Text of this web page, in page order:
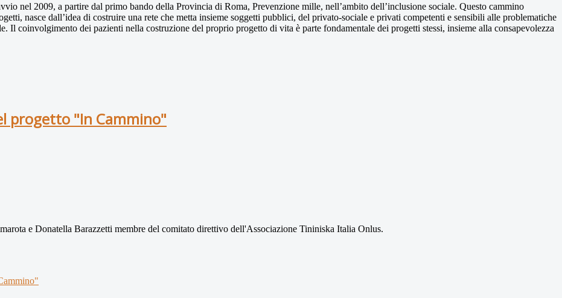
nel 2009, a partire dal primo bando della Provincia di Roma, Prevenzione mille, nell’ambito dell’inclusione sociale. Questo cammino
nasce dall’idea di costruire una rete che metta insieme soggetti pubblici, del privato-sociale e privati competenti e sensibili alle problematiche
Il coinvolgimento dei pazienti nella costruzione del proprio progetto di vita è parte fondamentale dei progetti stessi, insieme alla consapevolezza
progetto "In Cammino"
e Donatella Barazzetti membre del comitato direttivo dell'Associazione Tininiska Italia Onlus.